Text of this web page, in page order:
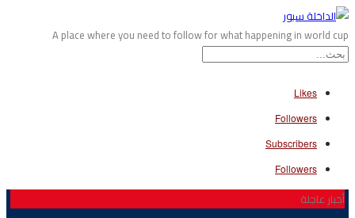
A place where you need to follow for what happening in world cup
Likes
Followers
Subscribers
Followers
أخبار عاجلة